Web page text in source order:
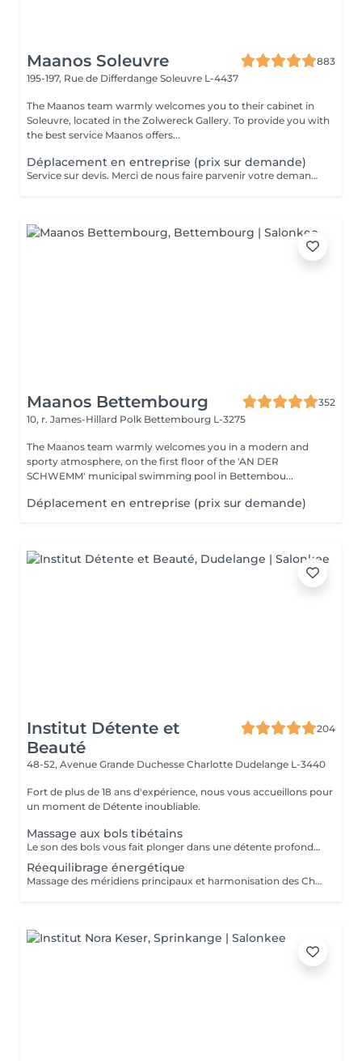
Maanos Soleuvre
883
195-197, Rue de Differdange Soleuvre L-4437
The Maanos team warmly welcomes you to their cabinet in
Soleuvre, located in the Zolwereck Gallery. To provide you with
the best service Maanos offers...
Déplacement en entreprise (prix sur demande)
Service sur devis. Merci de nous faire parvenir votre demande à contact@maanos.com.
Maanos Bettembourg
352
10, r. James-Hillard Polk Bettembourg L-3275
The Maanos team warmly welcomes you in a modern and
sporty atmosphere, on the first floor of the 'AN DER
SCHWEMM' municipal swimming pool in Bettembou...
Déplacement en entreprise (prix sur demande)
Institut Détente et
Beauté
204
48-52, Avenue Grande Duchesse Charlotte Dudelange L-3440
Fort de plus de 18 ans d'expérience, nous vous accueillons pour
un moment de Détente inoubliable.
Massage aux bols tibétains
Le son des bols vous fait plonger dans une détente profonde, favorise le sommeil et relâche les tensions musculaires et émotionnelles
Réequilibrage énergétique
Massage des méridiens principaux et harmonisation des Chakras pour aider à gérer ses émotions et se sentir bien dans son corps